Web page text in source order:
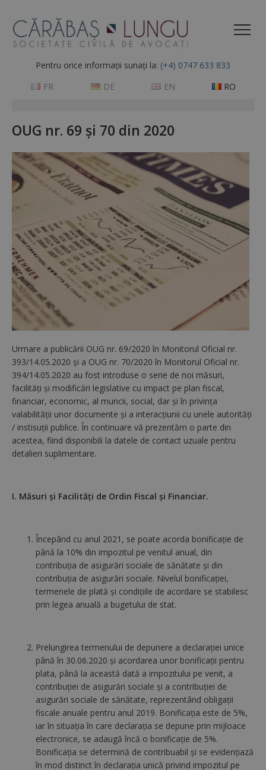
Pentru orice informații sunați la: (+4) 0747 633 833
FR
DE EN RO
OUG nr. 69 și 70 din 2020
Urmare a publicării OUG nr. 69/2020 în Monitorul Oficial nr.
393/14.05.2020 şi a OUG nr. 70/2020 în Monitorul Oficial nr.
394/14.05.2020 au fost introduse o serie de noi măsuri,
facilităţi şi modificări legislative cu impact pe plan fiscal,
financiar, economic, al muncii, social, dar şi în privința
valabilităţii unor documente şi a interacțiunii cu unele autorităţi
/ instisuţii publice. În continuare vă prezentăm o parte din
acestea, fiind disponibili la datele de contact uzuale pentru
detalieri suplimentare.
I. Măsuri şi Facilităţi de Ordin Fiscal și Financiar.
Începând cu anul 2021, se poate acorda bonificaţie de
până la 10% din impozitul pe venitul anual, din
contribuţia de asigurări sociale de sănătate şi din
contribuţia de asigurări sociale. Nivelul bonificaţiei,
termenele de plată şi condiţiile de acordare se stabilesc
prin legea anuală a bugetului de stat.
Prelungirea termenului de depunere a declarației unice
până în 30.06.2020 şi acordarea unor bonificaţii pentru
plata, până la această dată a impozitului pe venit, a
contribuţiei de asigurări sociale şi a contribuţiei de
asigurări sociale de sănătate, reprezentând obligaţii
fiscale anuale pentru anul 2019. Bonificaţia este de 5%,
iar în situaţia în care declaraţia se depune prin mijloace
electronice, se adaugă încă o bonificaţie de 5%.
Bonificaţia se determină de contribuabil şi se evidenţiază
în mod distinct în declaraţia unică privind impozitul pe